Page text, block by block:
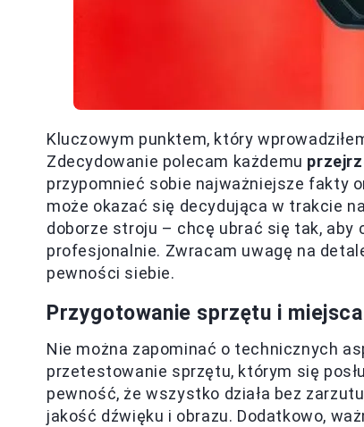
Kluczowym punktem, który
Zdecydowanie polecam każdemu
przypomnieć sobie najważniejsze fakty
może okazać się decydująca w trakcie
doborze stroju – chcę ubrać się tak,
profesjonalnie. Zwracam uwagę na
pewności siebie.
Przygotowanie sprzętu i
Nie można zapominać o technicznych
przetestowanie sprzętu, którym się
pewność, że wszystko działa bez
jakość dźwięku i obrazu. Dodatkowo,